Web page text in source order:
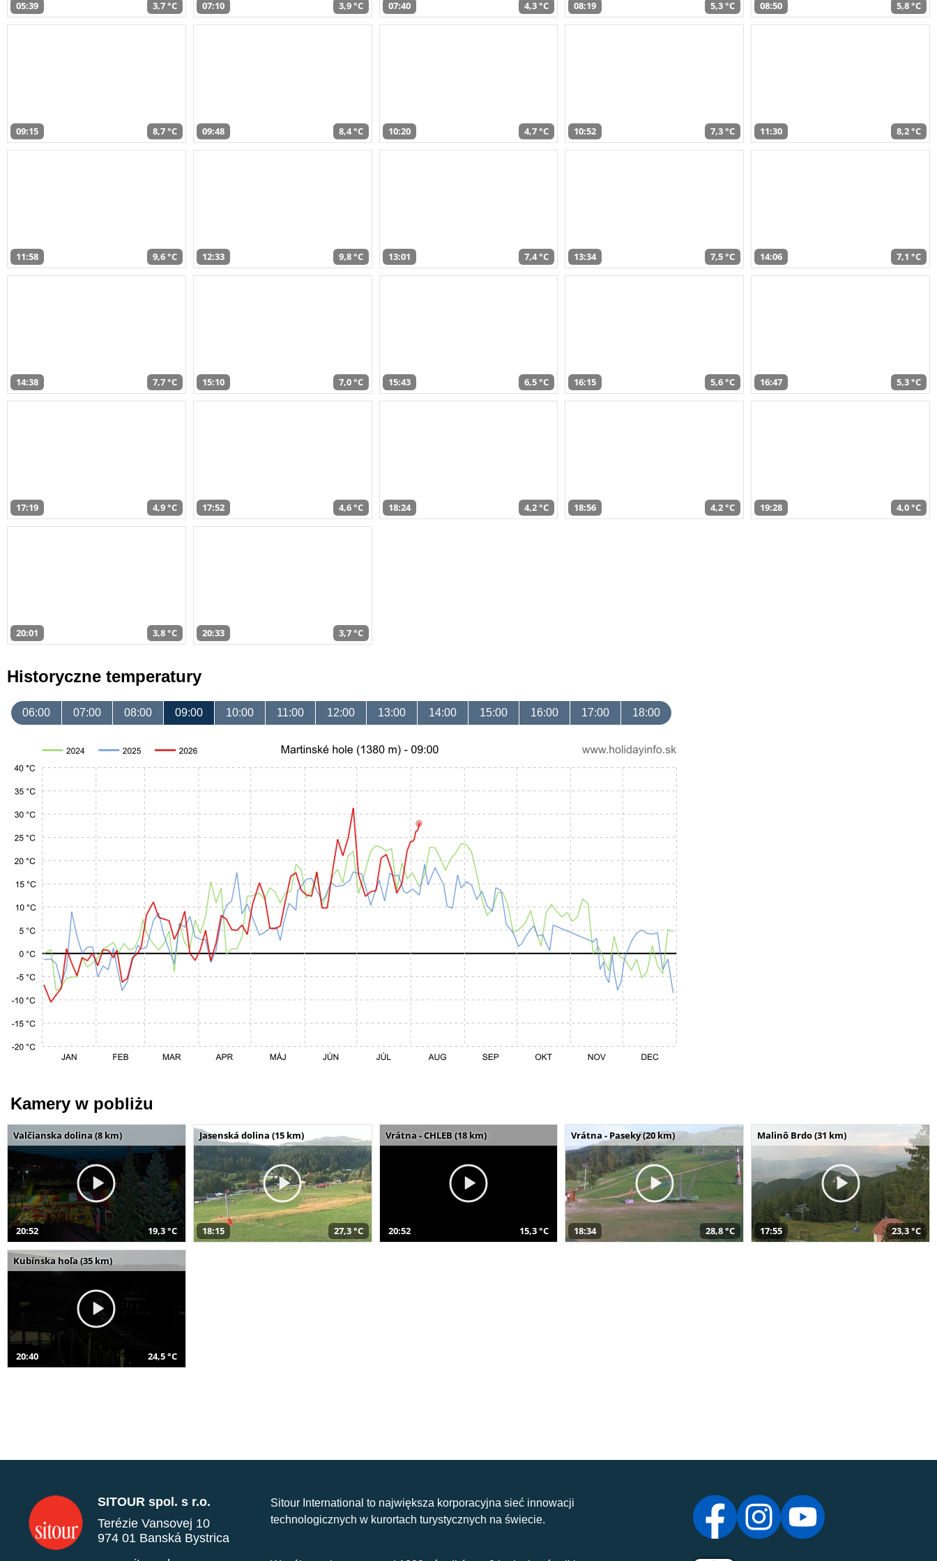
05:39 3,7 °C 07:10 3,9 °C 07:40 4,3 °C 08:19 5,3 °C 08:50 5,8 °C
09:15 8,7 °C 09:48 8,4 °C 10:20 4,7 °C 10:52 7,3 °C 11:30 8,2 °C
11:58 9,6 °C 12:33 9,8 °C 13:01 7,4 °C 13:34 7,5 °C 14:06 7,1 °C
14:38 7,7 °C 15:10 7,0 °C 15:43 6,5 °C 16:15 5,6 °C 16:47 5,3 °C
17:19 4,9 °C 17:52 4,6 °C 18:24 4,2 °C 18:56 4,2 °C 19:28 4,0 °C
20:01 3,8 °C 20:33 3,7 °C
Historyczne temperatury
06:00 07:00 08:00 09:00 10:00 11:00 12:00 13:00 14:00 15:00 16:00 17:00 18:00
Kamery w pobliżu
Valčianska dolina (8 km)
20:52 19,3 °C
Jasenská dolina (15 km)
18:15 27,3 °C
Vrátna - CHLEB (18 km)
20:52 15,3 °C
Vrátna - Paseky (20 km)
18:34 28,8 °C
Malinô Brdo (31 km)
17:55 23,3 °C
Kubínska hoľa (35 km)
20:40 24,5 °C
SITOUR spol. s r.o.
Terézie Vansovej 10
974 01 Banská Bystrica
Sitour International to największa korporacyjna sieć innowacji
technologicznych w kurortach turystycznych na świecie.